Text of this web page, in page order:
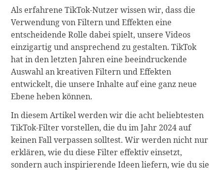
Als erfahrene TikTok-Nutzer wissen wir, dass die
Verwendung von Filtern und Effekten eine
entscheidende Rolle dabei spielt, unsere Videos
einzigartig und ansprechend zu gestalten. TikTok
hat in den letzten Jahren eine beeindruckende
Auswahl an kreativen Filtern und Effekten
entwickelt, die unsere Inhalte auf eine ganz neue
Ebene heben können.
In diesem Artikel werden wir die acht beliebtesten
TikTok-Filter vorstellen, die du im Jahr 2024 auf
keinen Fall verpassen solltest. Wir werden nicht nur
erklären, wie du diese Filter effektiv einsetzt,
sondern auch inspirierende Ideen liefern, wie du sie